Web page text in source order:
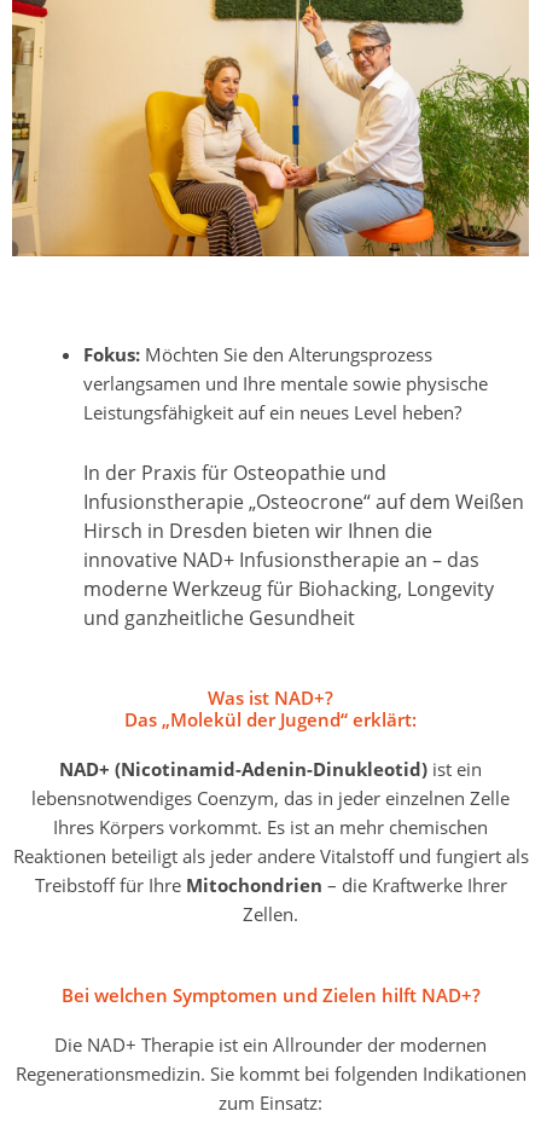
Fokus: Möchten Sie den Alterungsprozess
verlangsamen und Ihre mentale sowie physische
Leistungsfähigkeit auf ein neues Level heben?
In der Praxis für Osteopathie und
Infusionstherapie „Osteocrone“ auf dem Weißen
Hirsch in Dresden bieten wir Ihnen die
innovative NAD+ Infusionstherapiean – das
moderne Werkzeug für Biohacking, Longevity
und ganzheitliche Gesundheit
Was ist NAD+?
Das „Molekül der Jugend“ erklärt:
NAD+ (Nicotinamid-Adenin-Dinukleotid) ist ein
lebensnotwendiges Coenzym, das in jeder einzelnen Zelle
Ihres Körpers vorkommt. Es ist an mehr chemischen
Reaktionen beteiligt als jeder andere Vitalstoff und fungiert als
Treibstoff für Ihre Mitochondrien – die Kraftwerke Ihrer
Zellen.
Bei welchen Symptomen und Zielen hilft NAD+?
Die NAD+ Therapie ist ein Allrounder der modernen
Regenerationsmedizin. Sie kommt bei folgenden Indikationen
zum Einsatz: